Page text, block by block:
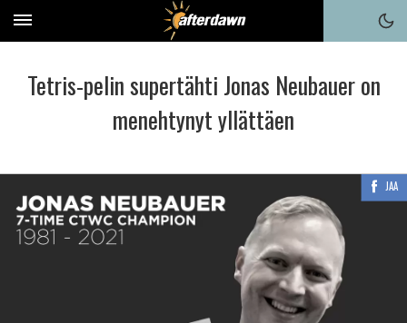
Tetris-pelin supertähti Jonas Neubauer on
menehtynyt yllättäen
JAA